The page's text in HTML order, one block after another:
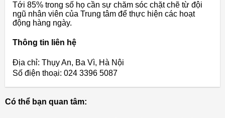
Tới 85% trong số họ cần sự chăm sóc chặt chẽ từ đội
ngũ nhân viên của Trung tâm để thực hiện các hoạt
động hàng ngày.
Thông tin liên hệ
Địa chỉ: Thụy An, Ba Vì, Hà Nội
Số điện thoại: 024 3396 5087
Có thể bạn quan tâm: